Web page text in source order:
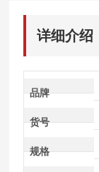
详细介绍
品牌
货号
规格